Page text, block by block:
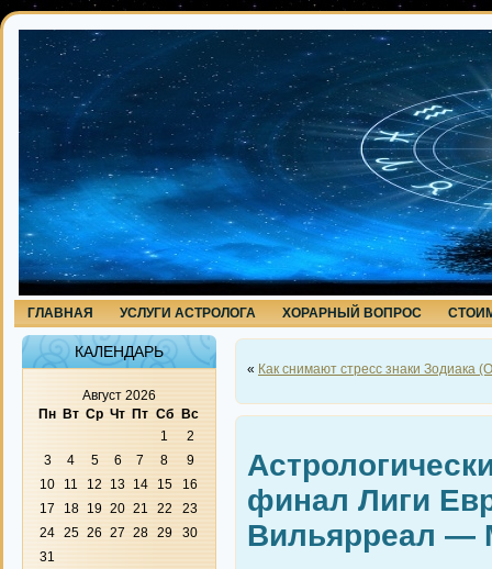
ГЛАВНАЯ УСЛУГИ АСТРОЛОГА ХОРАРНЫЙ ВОПРОС
КАЛЕНДАРЬ
Август 2026
Пн Вт Ср Чт Пт Сб
Вс
1
2
3
4 5 6 7 8
9
10
11 12 13 14 15
16
17
18 19 20 21 22
23
24 25 26 27 28 29
30
31
« Как снимают стресс знаки Зодиака
финал Лиги
Вильярреал